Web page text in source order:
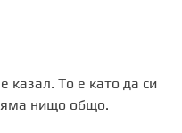
казал. То е като да си
нищо общо.